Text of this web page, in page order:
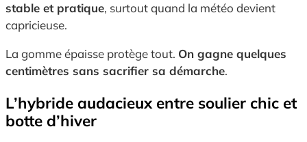
stable et pratique, surtout quand la météo devient
capricieuse.
La gomme épaisse protège tout. On gagne quelques
centimètres sans sacrifier sa démarche.
L’hybride audacieux entre soulier chic et
botte d’hiver